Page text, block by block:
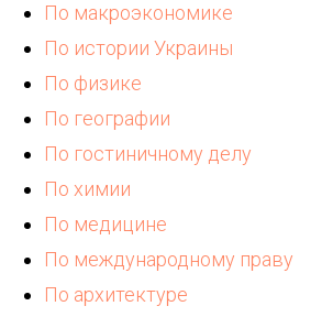
По макроэкономике
По истории Украины
По физике
По географии
По гостиничному делу
По химии
По медицине
По международному праву
По архитектуре